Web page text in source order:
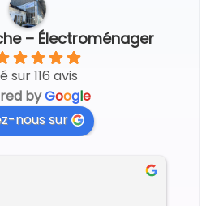
– Électroménager
sur 116 avis
byGoogle
nous sur